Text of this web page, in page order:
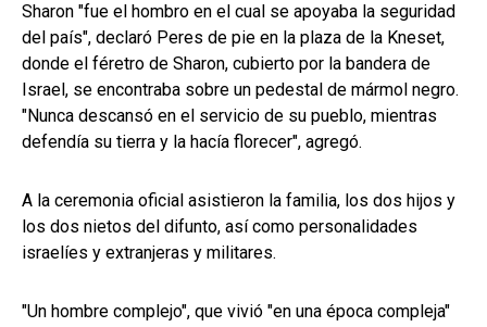
Sharon "fue el hombro en el cual se apoyaba la seguridad
del país", declaró Peres de pie en la plaza de la Kneset,
donde el féretro de Sharon, cubierto por la bandera de
Israel, se encontraba sobre un pedestal de mármol negro.
"Nunca descansó en el servicio de su pueblo, mientras
defendía su tierra y la hacía florecer", agregó.
A la ceremonia oficial asistieron la familia, los dos hijos y
los dos nietos del difunto, así como personalidades
israelíes y extranjeras y militares.
"Un hombre complejo", que vivió "en una época compleja"